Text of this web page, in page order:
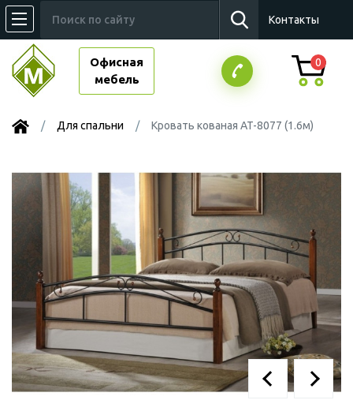
Контакты
Офисная
мебель
0
Для спальни Кровать кованая AT-8077 (1.6м)